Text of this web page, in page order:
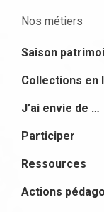
Nos métiers
Saison
Collections en
J’ai envie de …
Participer
Ressources
Actions